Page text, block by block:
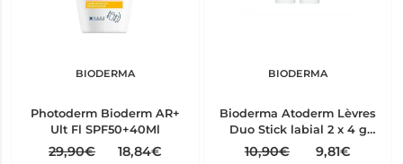
BIODERMA
Photoderm Bioderm AR+
Ult Fl SPF50+40Ml
29,90€ 18,84€
BIODERMA
Bioderma Atoderm Lèvres
Duo Stick labial 2 x 4 g
com Preço especial
10,90€ 9,81€